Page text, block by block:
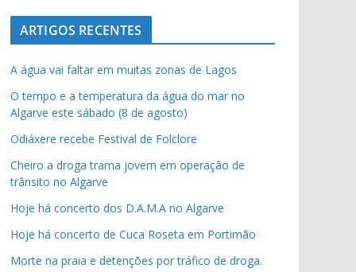
ARTIGOS RECENTES
A água vai faltar em muitas zonas de Lagos
O tempo e a temperatura da água do mar no
Algarve este sábado (8 de agosto)
Odiáxere recebe Festival de Folclore
Cheiro a droga trama jovem em operação de
trânsito no Algarve
Hoje há concerto dos D.A.M.A no Algarve
Hoje há concerto de Cuca Roseta em Portimão
Morte na praia e detenções por tráfico de droga.